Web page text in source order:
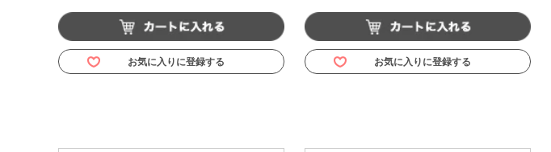
お気に入りに登録する お気に入りに登録する